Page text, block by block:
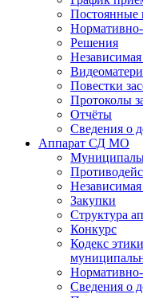
Постоянные
Нормативно-
Решения
Повестки
Протоколы
Отчёты
Сведения о
Аппарат СД МО
Закупки
Структура
Конкурс
Кодекс
Нормативно-
Сведения о